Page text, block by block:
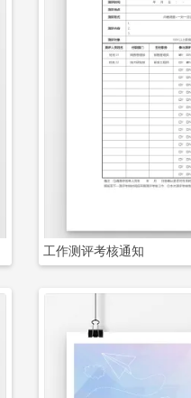
工作测评考核通知
立即下载